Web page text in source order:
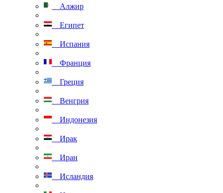
Алжир
Египет
Испания
Франция
Греция
Венгрия
Индонезия
Ирак
Иран
Исландия